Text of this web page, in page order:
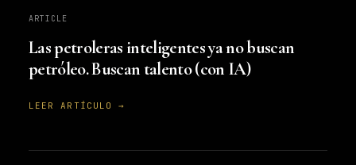
ARTICLE
Las petroleras inteligentes ya no buscan
petróleo. Buscan talento (con IA)
LEER ARTÍCULO →